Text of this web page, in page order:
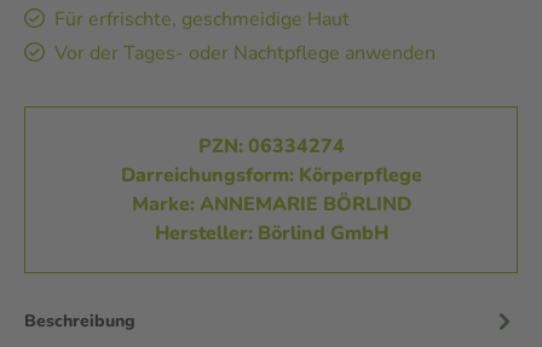
Für erfrischte, geschmeidige Haut
Vor der Tages- oder Nachtpflege anwenden
PZN: 06334274
Darreichungsform: Körperpflege
Marke: ANNEMARIE BÖRLIND
Hersteller: Börlind GmbH
Beschreibung